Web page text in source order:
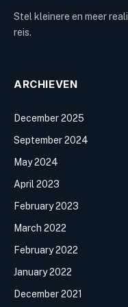
Stel kleinere en meer
reis.
ARCHIEVEN
December 2025
September 2024
May 2024
April 2023
February 2023
March 2022
February 2022
January 2022
December 2021